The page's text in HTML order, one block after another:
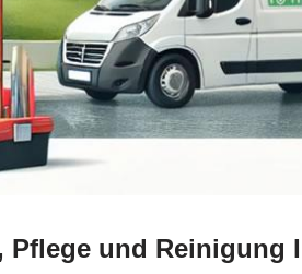
Pflege und Reinigung